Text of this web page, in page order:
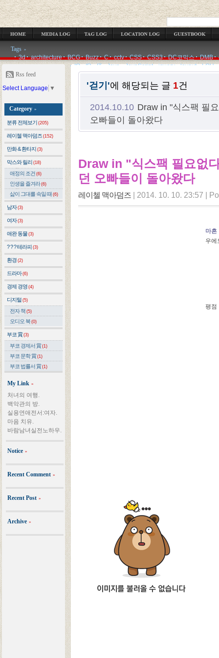
LOG GUESTBOOK ADMIN WRITE
Tags »
3d architecture BCG Buzz C cctv CSS CSS3 DC코믹스 DMB
IQ
IR IT Java JavaScript jquery layout
LOH
Rss feed
Select Language ▼
Category »
분류 전체보기 (205)
레이첼 맥아덤즈 (152)
만화 & 환타지 (3)
막스와 릴리 (18)
애정의 조건 (6)
인생을 즐겨라(6)
삶이 그대를 속일 때 (6)
남자(3)
여자(3)
애완 동물(3)
? ? ? 테라피 (3)
환경 (2)
드라마(6)
경제 경영 (4)
디지털 (5)
전자 책 (5)
오디오 북 (0)
부코 賞(3)
부코 경제서 賞(1)
부코 문학 賞(1)
부코 법률서 賞(1)
My Link »
처녀의 여행.
백악관의 방.
실용연애전서:여자.
마음 치유.
바람남녀실전노하우.
Notice »
Recent Comment »
Recent Post »
Archive »
'걷기'에 해당되는 글 1건
2014.10.10 Draw in "식스팩 필
오빠들이 돌아왔다
Draw in "식스팩 필요없
던 오빠들이 돌아왔다
레이첼 맥아덤즈 | 2014. 10. 10. 23:57 |
마흔
우에
평점